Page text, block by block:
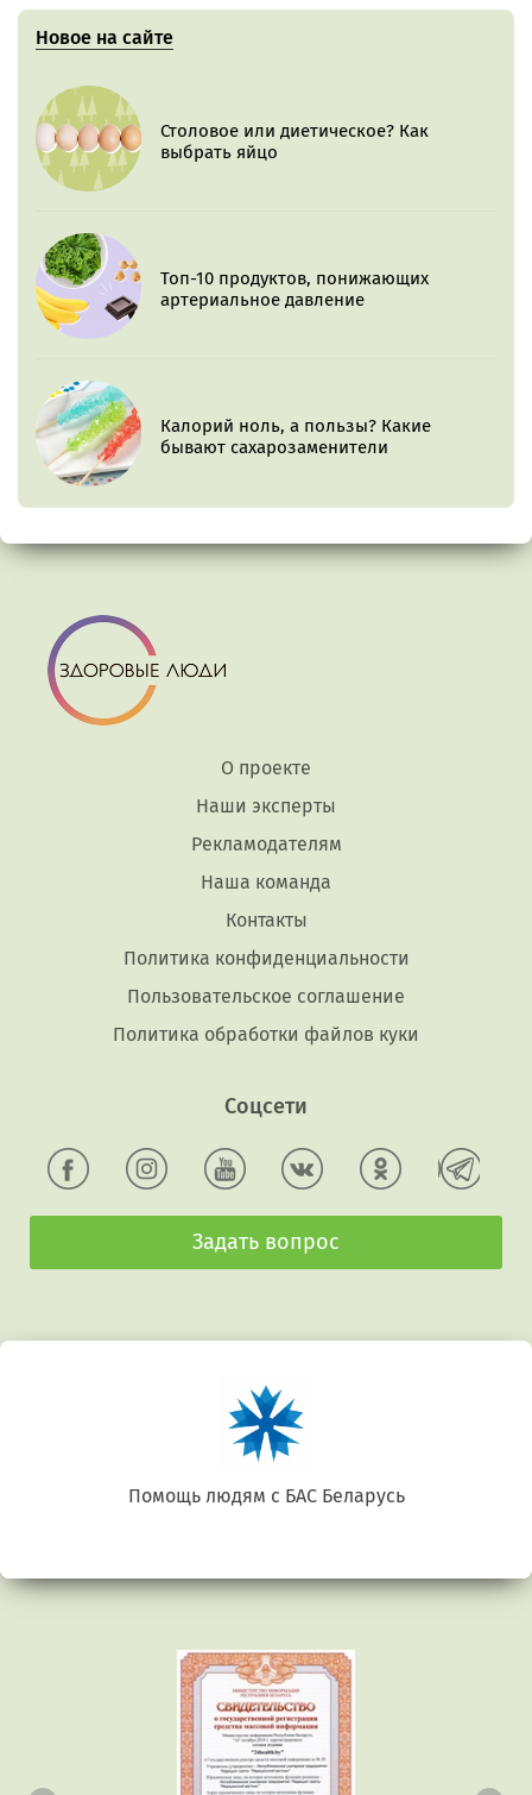
Новое на сайте
Столовое или диетическое? Как
выбрать яйцо
Топ-10 продуктов, понижающих
артериальное давление
Калорий ноль, а пользы? Какие
бывают сахарозаменители
О проекте
Наши эксперты
Рекламодателям
Наша команда
Контакты
Политика конфиденциальности
Пользовательское соглашение
Политика обработки файлов куки
Соцсети
Задать вопрос
Беларусь. Gluten free
Предыдущий